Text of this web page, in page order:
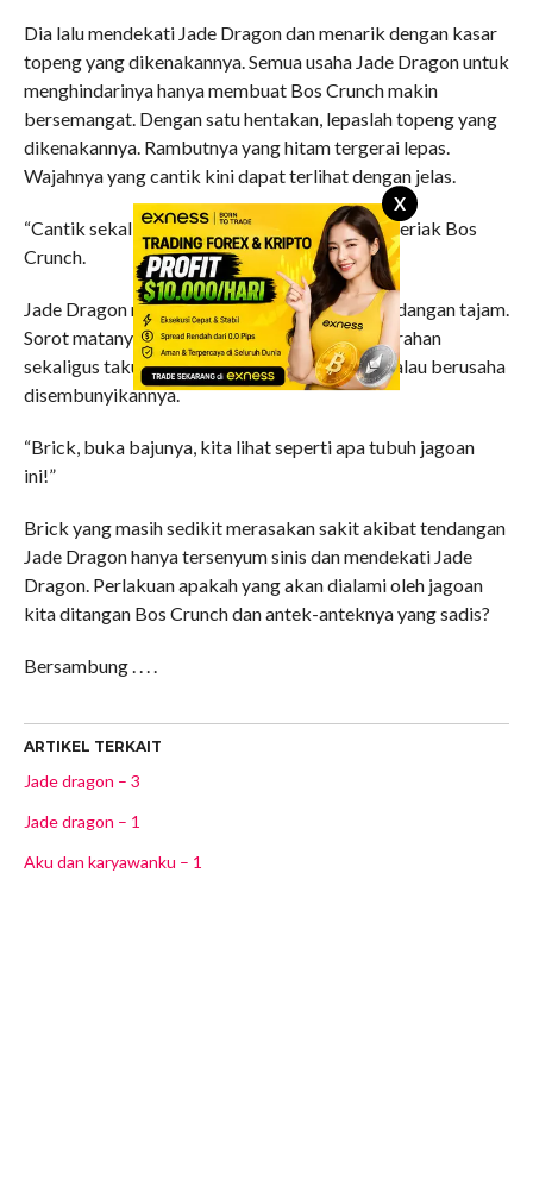
X
Dia lalu mendekati Jade Dragon dan menarik dengan kasar
topeng yang dikenakannya. Semua usaha Jade Dragon untuk
menghindarinya hanya membuat Bos Crunch makin
bersemangat. Dengan satu hentakan, lepaslah topeng yang
dikenakannya. Rambutnya yang hitam tergerai lepas.
Wajahnya yang cantik kini dapat terlihat dengan jelas.
“Cantik sekali. Apakah kalian tahu siapa dia?” teriak Bos
Crunch.
Jade Dragon menatap Bos Crunch dengan pandangan tajam.
Sorot matanya yang tajam menunjukkan kemarahan
sekaligus takut akan ketidak berdayaannya walau berusaha
disembunyikannya.
“Brick, buka bajunya, kita lihat seperti apa tubuh jagoan
ini!”
Brick yang masih sedikit merasakan sakit akibat tendangan
Jade Dragon hanya tersenyum sinis dan mendekati Jade
Dragon. Perlakuan apakah yang akan dialami oleh jagoan
kita ditangan Bos Crunch dan antek-anteknya yang sadis?
Bersambung . . . .
ARTIKEL TERKAIT
Jade dragon – 3
Jade dragon – 1
Aku dan karyawanku – 1